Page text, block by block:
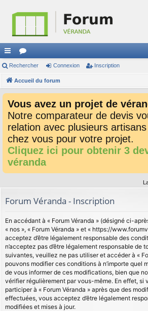
ac
co
ci
or
u
s
Rechercher Connexion Inscription
Accueil du forum
Vous avez un projet de
Notre comparateur de devis
relation avec plusieurs
chez vous pour votre projet.
Cliquez ici pour obtenir 3
véranda
Forum Véranda - Inscription
En accédant à « Forum Véranda » (désigné ci-
« nos », « Forum Véranda » et « https://
acceptez d’être légalement responsable des
n’acceptez pas d’être légalement responsable de
suivantes, veuillez ne pas utiliser et accéder à «
pouvons modifier ces conditions à n’importe quel
de vous informer de ces modifications, bien que
vérifier régulièrement par vous-même. En effet, si
participer à « Forum Véranda » après que des
effectuées, vous acceptez d’être légalement
modifiées et mises à jour.